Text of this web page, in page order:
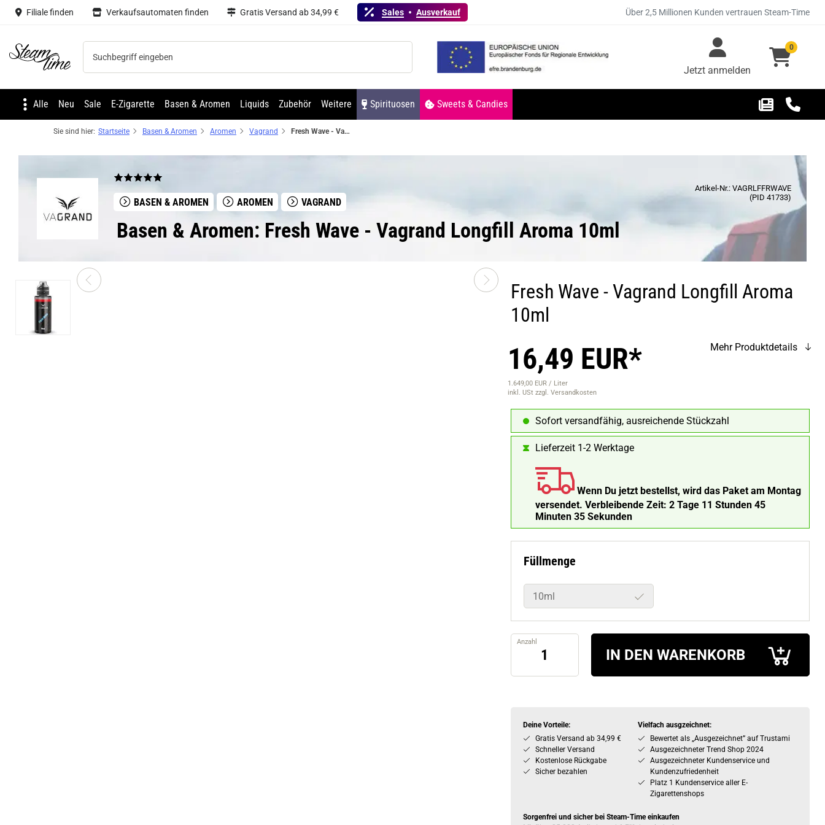
Filiale finden Verkaufsautomaten finden Gratis Versand ab 34,99 € Sales Ausverkauf Über 2,5 Millionen Kunden vertrauen Steam-Time
Steam time Jetzt anmelden
0
Alle Neu Sale E-Zigarette Basen & Aromen Liquids Zubehör Weitere Spirituosen Sweets & Candies
Sie sind hier: Startseite Basen & Aromen Aromen Vagrand Fresh Wave - Vagrand Longfill Aroma 10ml
BASEN & AROMEN AROMEN VAGRAND
Artikel-Nr.: VAGRLFFRWAVE
(PID 41733)
Basen & Aromen: Fresh Wave - Vagrand Longfill Aroma 10ml
Fresh Wave - Vagrand Longfill Aroma
10ml
16,49 EUR*
1.649,00 EUR / Liter
inkl. USt zzgl. Versandkosten
Mehr Produktdetails
Sofort versandfähig, ausreichende Stückzahl
Lieferzeit 1-2 Werktage
Wenn Du jetzt bestellst, wird das Paket am Montag
versendet. Verbleibende Zeit: 2 Tage 11 Stunden 45
Minuten 34 Sekunden
Füllmenge
10ml
Anzahl
IN DEN WARENKORB
Deine Vorteile:
Gratis Versand ab 34,99 €
Schneller Versand
Kostenlose Rückgabe
Sicher bezahlen
Vielfach ausgzeichnet:
Bewertet als „Ausgezeichnet” auf Trustami
Ausgezeichneter Trend Shop 2024
Ausgezeichneter Kundenservice und
Kundenzufriedenheit
Platz 1 Kundenservice aller E-
Zigarettenshops
Sorgenfrei und sicher bei Steam-Time einkaufen